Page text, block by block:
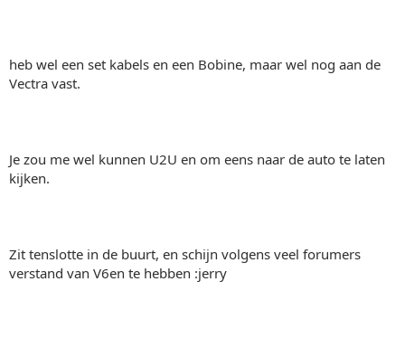
heb wel een set kabels en een Bobine, maar wel nog aan de
Vectra vast.
Je zou me wel kunnen U2U en om eens naar de auto te laten
kijken.
Zit tenslotte in de buurt, en schijn volgens veel forumers
verstand van V6en te hebben :jerry